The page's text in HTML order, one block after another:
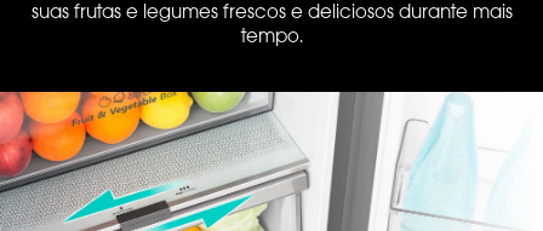
suas frutas e legumes frescos e deliciosos durante mais
tempo.